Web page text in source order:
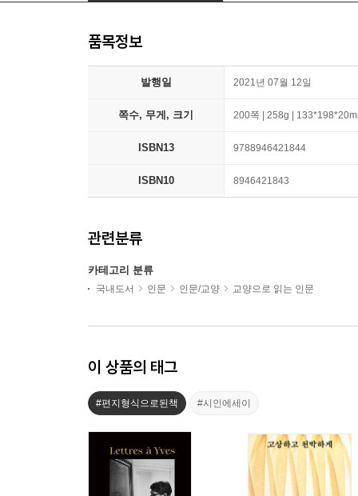
품목정보
발행일 2021년 07월 12일
쪽수, 무게, 크기 200쪽 | 258g |
ISBN13 9788946421844
ISBN10 8946421843
관련분류
카테고리 분류
국내도서 인문 인문/교양 교양으로 읽는 인문
이 상품의 태그
#편지형식으로된책 #시인에세이